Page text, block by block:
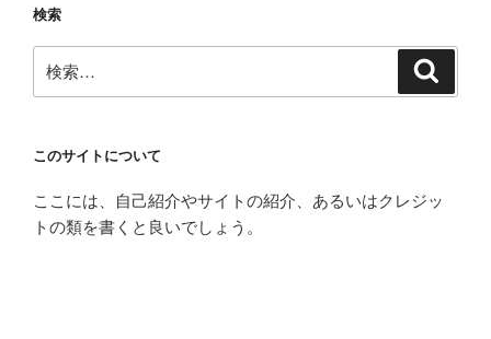
検索
索:
このサイトについて
ここには、自己紹介やサイトの紹介、あるいはクレジッ
トの類を書くと良いでしょう。